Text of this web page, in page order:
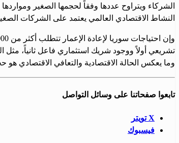
النشاط الاقتصادي العالمي يعتمد على الشركات
تشريعي أولاً ووجود شريك استثماري فاعل ثانياً، مثل
وما يعكس الحالة الاقتصادية والتعافي الاقتصادي
تابعوا صفحاتنا على وسائل التواصل
X تويتر
فيسبوك